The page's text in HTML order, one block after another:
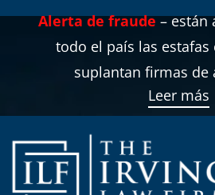
Alerta de fraude– están
todo el país las estafas
suplantan firmas de
Leer más